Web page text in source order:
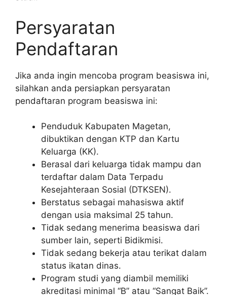
Persyaratan
Pendaftaran
Jika anda ingin mencoba program beasiswa ini,
silahkan anda persiapkan persyaratan
pendaftaran program beasiswa ini:
Penduduk Kabupaten Magetan,
dibuktikan dengan KTP dan Kartu
Keluarga (KK).
Berasal dari keluarga tidak mampu dan
terdaftar dalam Data Terpadu
Kesejahteraan Sosial (DTKSEN).
Berstatus sebagai mahasiswa aktif
dengan usia maksimal 25 tahun.
Tidak sedang menerima beasiswa dari
sumber lain, seperti Bidikmisi.
Tidak sedang bekerja atau terikat dalam
status ikatan dinas.
Program studi yang diambil memiliki
akreditasi minimal “B” atau “Sangat Baik”.